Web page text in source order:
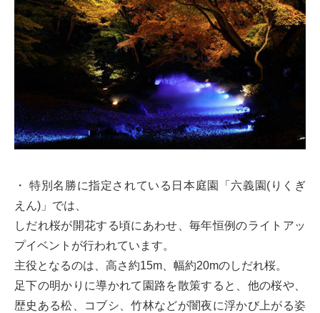
・ 特別名勝に指定されている日本庭園「六義園(りくぎ
えん)」では、
しだれ桜が開花する頃にあわせ、毎年恒例のライトアッ
プイベントが行われています。
主役となるのは、高さ約15m、幅約20mのしだれ桜。
足下の明かりに導かれて園路を散策すると、他の桜や、
歴史ある松、コブシ、竹林などが闇夜に浮かび上がる姿